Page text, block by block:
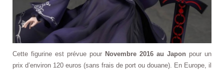
Cette figurine est prévue pour Novembre 2016 au Japon pour un
prix d’environ 120 euros (sans frais de port ou douane). En Europe, il